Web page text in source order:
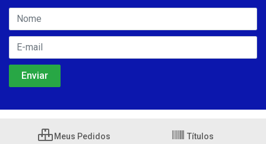
Meus Pedidos Títulos